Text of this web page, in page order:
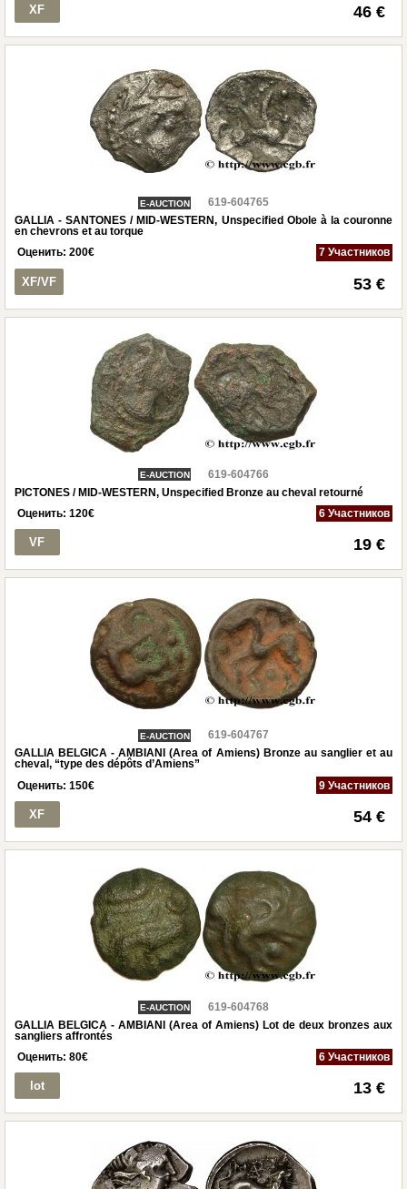
XF 46 €
E-AUCTION
619-604765
GALLIA - SANTONES / MID-WESTERN, Unspecified Obole à la couronne
en chevrons et au torque
Оценить: 200€ 7 Участников
XF/VF 53 €
E-AUCTION
619-604766
PICTONES / MID-WESTERN, Unspecified Bronze au cheval retourné
Оценить: 120€ 6 Участников
VF 19 €
E-AUCTION
619-604767
GALLIA BELGICA - AMBIANI (Area of Amiens) Bronze au sanglier et au
cheval, “type des dépôts d’Amiens”
Оценить: 150€ 9 Участников
XF 54 €
E-AUCTION
619-604768
GALLIA BELGICA - AMBIANI (Area of Amiens) Lot de deux bronzes aux
sangliers affrontés
Оценить: 80€ 6 Участников
lot 13 €